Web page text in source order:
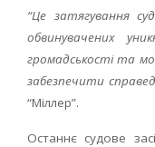
“Це затягування
обвинувачених
громадськості та
забезпечити
“Міллер”.
Останнє судове